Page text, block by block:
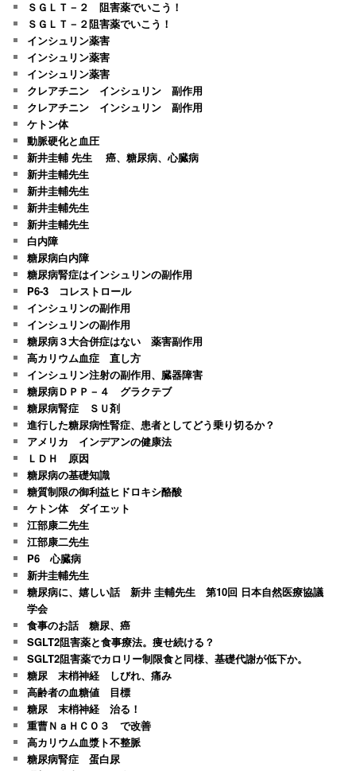
ＳＧＬＴ－２ 阻害薬でいこう！
ＳＧＬＴ－２阻害薬でいこう！
インシュリン薬害
インシュリン薬害
インシュリン薬害
クレアチニン インシュリン 副作用
クレアチニン インシュリン 副作用
ケトン体
動脈硬化と血圧
新井圭輔 先生 癌、糖尿病、心臓病
新井圭輔先生
新井圭輔先生
新井圭輔先生
新井圭輔先生
白内障
糖尿病白内障
糖尿病腎症はインシュリンの副作用
P6-3 コレストロール
インシュリンの副作用
インシュリンの副作用
糖尿病３大合併症はない 薬害副作用
高カリウム血症 直し方
インシュリン注射の副作用、臓器障害
糖尿病ＤＰＰ－４ グラクテブ
糖尿病腎症 ＳＵ剤
進行した糖尿病性腎症、患者としてどう乗り切るか？
アメリカ インデアンの健康法
ＬＤＨ 原因
糖尿病の基礎知識
糖質制限の御利益ヒドロキシ酪酸
ケトン体 ダイエット
江部康二先生
江部康二先生
P6 心臓病
新井圭輔先生
糖尿病に、嬉しい話 新井 圭輔先生 第10回 日本自然医療協議
学会
食事のお話 糖尿、癌
SGLT2阻害薬と食事療法。痩せ続ける？
SGLT2阻害薬でカロリー制限食と同様、基礎代謝が低下か。
糖尿 末梢神経 しびれ、痛み
高齢者の血糖値 目標
糖尿 末梢神経 治る！
重曹ＮａＨＣＯ３ で改善
高カリウム血漿ト不整脈
糖尿病腎症 蛋白尿